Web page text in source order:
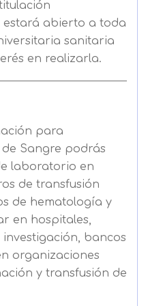
abierto a toda
sanitaria
en realizarla.
para
de Sangre podrás
laboratorio en
de transfusión
de hematología y
en hospitales,
bancos
organizaciones
y transfusión de